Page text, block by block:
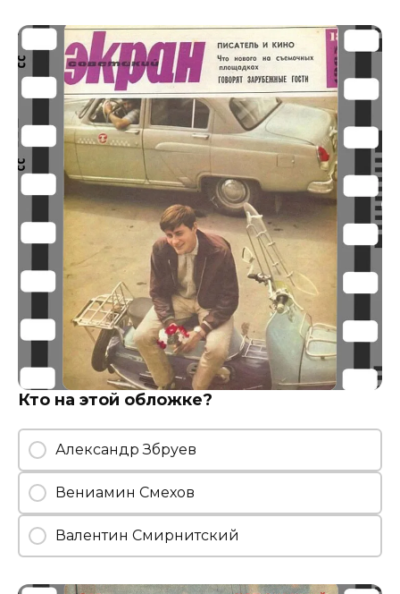
Кто на этой обложке?
Александр Збруев
Вениамин Смехов
Валентин Смирнитский